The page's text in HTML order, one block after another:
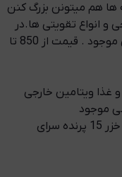
ها هم میتونن بزرگ کنن
و انواع تقویتی ها.در
انواع رنگ ابی زرد سبز ابلغ فیشر و معمولی موجود . قیمت از 850 تا
غذا ویتامین خارجی
موجود
ادرس قائمشهر بلوار شریعتی .نبش کوچه خزر 15 پرنده سرای